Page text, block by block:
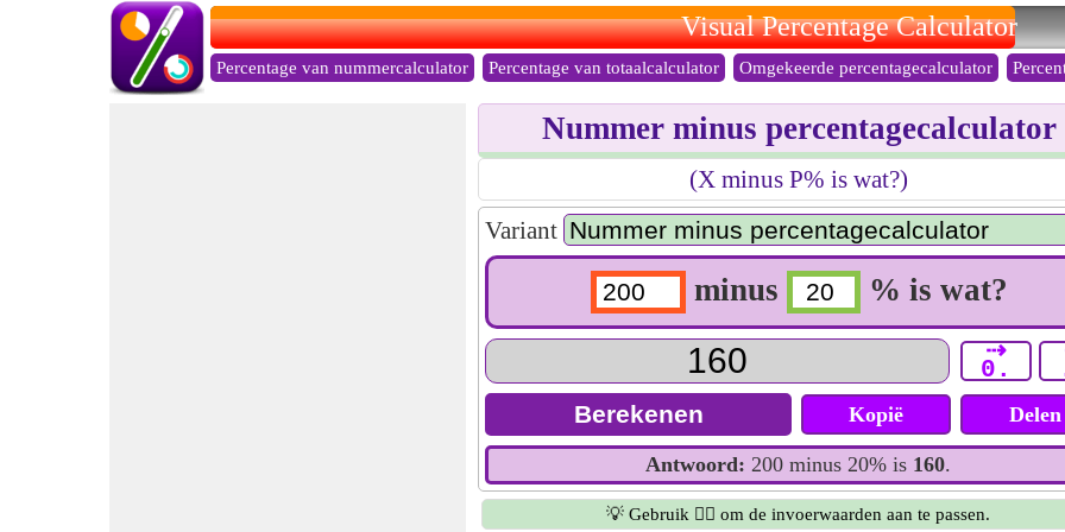
Visual Percentage Calculator
Percentage van nummercalculator Percentage van totaalcalculator Omgekeerde percentagecalculator
Nummer minus percentagecalculator
(X minus P% is wat?)
Variant
minus % is wat?
⇢
0.
Kopië Delen
Antwoord: 200 minus 20% is 160.
💡 Gebruik 👆🏻 om de invoerwaarden aan te passen.